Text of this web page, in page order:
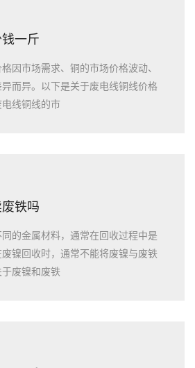
一斤
因市场需求、铜的市场价格波动、
而异。以下是关于废电线铜线价格
线铜线的市
铁吗
的金属材料，通常在回收过程中是
镍回收时，通常不能将废镍与废铁
废镍和废铁